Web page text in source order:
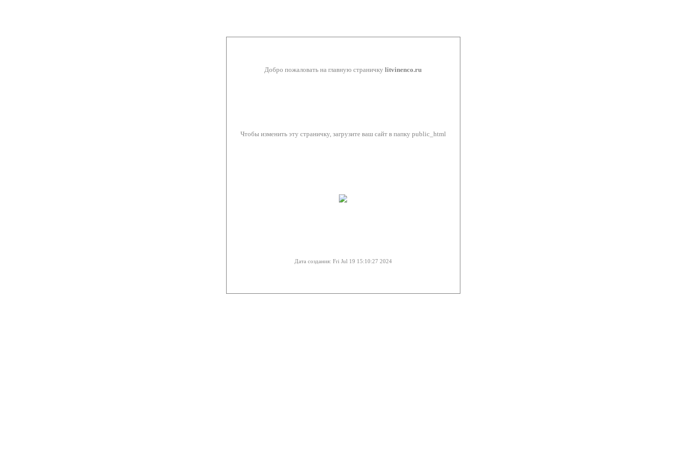
Добро пожаловать на главную страничку litvinenco.ru
Чтобы изменить эту страничку, загрузите ваш сайт в папку public_html
Дата создания: Fri Jul 19 15:10:27 2024